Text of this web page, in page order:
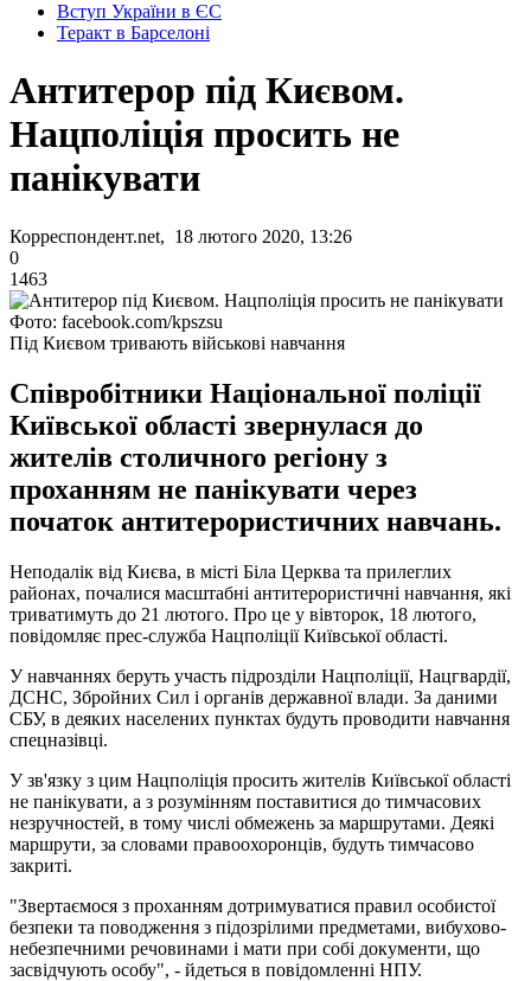
Вступ України в ЄС
Теракт в Барселоні
Антитерор під Києвом.
Нацполіція просить не
панікувати
Корреспондент.net, 18 лютого 2020, 13:26
0
1463
Фото: facebook.com/kpszsu
Під Києвом тривають військові навчання
Співробітники Національної поліції
Київської області звернулася до
жителів столичного регіону з
проханням не панікувати через
початок антитерористичних навчань.
Неподалік від Києва, в місті Біла Церква та прилеглих
районах, почалися масштабні антитерористичні навчання, які
триватимуть до 21 лютого. Про це у вівторок, 18 лютого,
повідомляє прес-служба Нацполіції Київської області.
У навчаннях беруть участь підрозділи Нацполіції, Нацгвардії,
ДСНС, Збройних Сил і органів державної влади. За даними
СБУ, в деяких населених пунктах будуть проводити навчання
спецназівці.
У зв'язку з цим Нацполіція просить жителів Київської області
не панікувати, а з розумінням поставитися до тимчасових
незручностей, в тому числі обмежень за маршрутами. Деякі
маршрути, за словами правоохоронців, будуть тимчасово
закриті.
"Звертаємося з проханням дотримуватися правил особистої
безпеки та поводження з підозрілими предметами, вибухово-
небезпечними речовинами і мати при собі документи, що
засвідчують особу", - йдеться в повідомленні НПУ.